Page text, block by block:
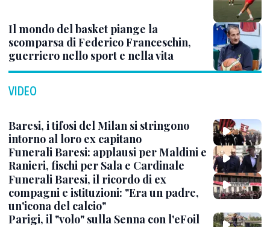
Il mondo del basket piange la
scomparsa di Federico Franceschin,
guerriero nello sport e nella vita
VIDEO
Baresi, i tifosi del Milan si stringono
intorno al loro ex capitano
Funerali Baresi: applausi per Maldini e
Ranieri, fischi per Sala e Cardinale
Funerali Baresi, il ricordo di ex
compagni e istituzioni: "Era un padre,
un'icona del calcio"
Parigi, il "volo" sulla Senna con l'eFoil